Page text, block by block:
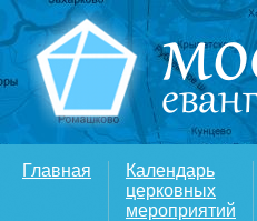
Главная
Календарь
церковных
мероприятий